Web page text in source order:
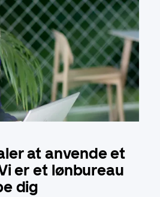
at anvende et
er et lønbureau
dig